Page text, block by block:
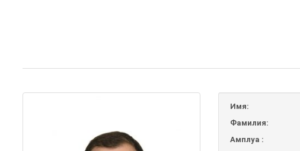
Имя:
Фамилия:
Амплуа :